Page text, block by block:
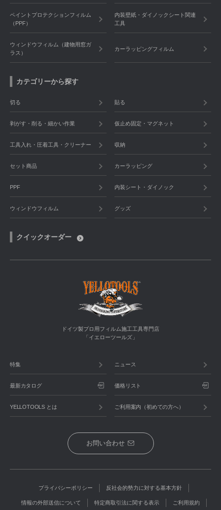
ペイントプロテクションフィルム
（PPF）
内装壁紙・ダイノックシート関連
工具
ウィンドウフィルム（建物用窓ガ
ラス）
カーラッピングフィルム
カテゴリーから探す
切る 貼る
剥がす・削る・細かい作業 仮止め固定・マグネット
工具入れ・圧着工具・クリーナー 収納
セット商品 カーラッピング
PPF 内装シート・ダイノック
ウィンドウフィルム グッズ
クイックオーダー
ドイツ製プロ用フィルム施工工具専門店
「イエローツールズ」
特集 ニュース
最新カタログ 価格リスト
YELLOTOOLS とは ご利用案内（初めての方へ）
お問い合わせ
プライバシーポリシー 反社会的勢力に対する基本方針
情報の外部送信について 特定商取引法に関する表示 ご利用規約